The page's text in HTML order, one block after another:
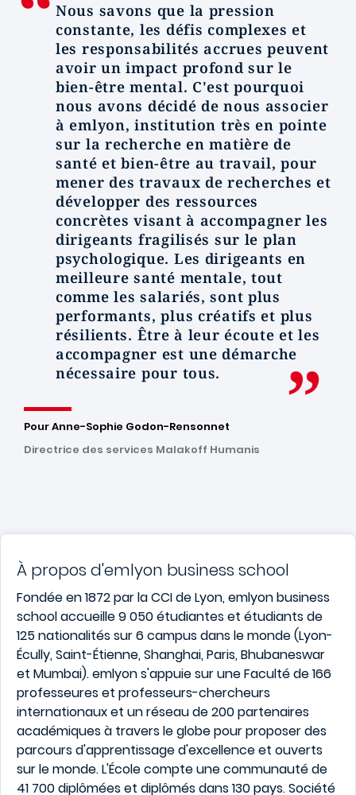
Nous savons que la pression
constante, les défis complexes et
les responsabilités accrues peuvent
avoir un impact profond sur le
bien-être mental. C'est pourquoi
nous avons décidé de nous associer
à emlyon, institution très en pointe
sur la recherche en matière de
santé et bien-être au travail, pour
mener des travaux de recherches et
développer des ressources
concrètes visant à accompagner les
dirigeants fragilisés sur le plan
psychologique. Les dirigeants en
meilleure santé mentale, tout
comme les salariés, sont plus
performants, plus créatifs et plus
résilients. Être à leur écoute et les
accompagner est une démarche
nécessaire pour tous.
Pour Anne-Sophie Godon-Rensonnet
Directrice des services Malakoff Humanis
À propos d'emlyon business school
Fondée en 1872 par la CCI de Lyon, emlyon business
school accueille 9 050 étudiantes et étudiants de
125 nationalités sur 6 campus dans le monde (Lyon-
Écully, Saint-Étienne, Shanghai, Paris, Bhubaneswar
et Mumbai). emlyon s'appuie sur une Faculté de 166
professeures et professeurs-chercheurs
internationaux et un réseau de 200 partenaires
académiques à travers le globe pour proposer des
parcours d'apprentissage d'excellence et ouverts
sur le monde. L'École compte une communauté de
41 700 diplômées et diplômés dans 130 pays. Société